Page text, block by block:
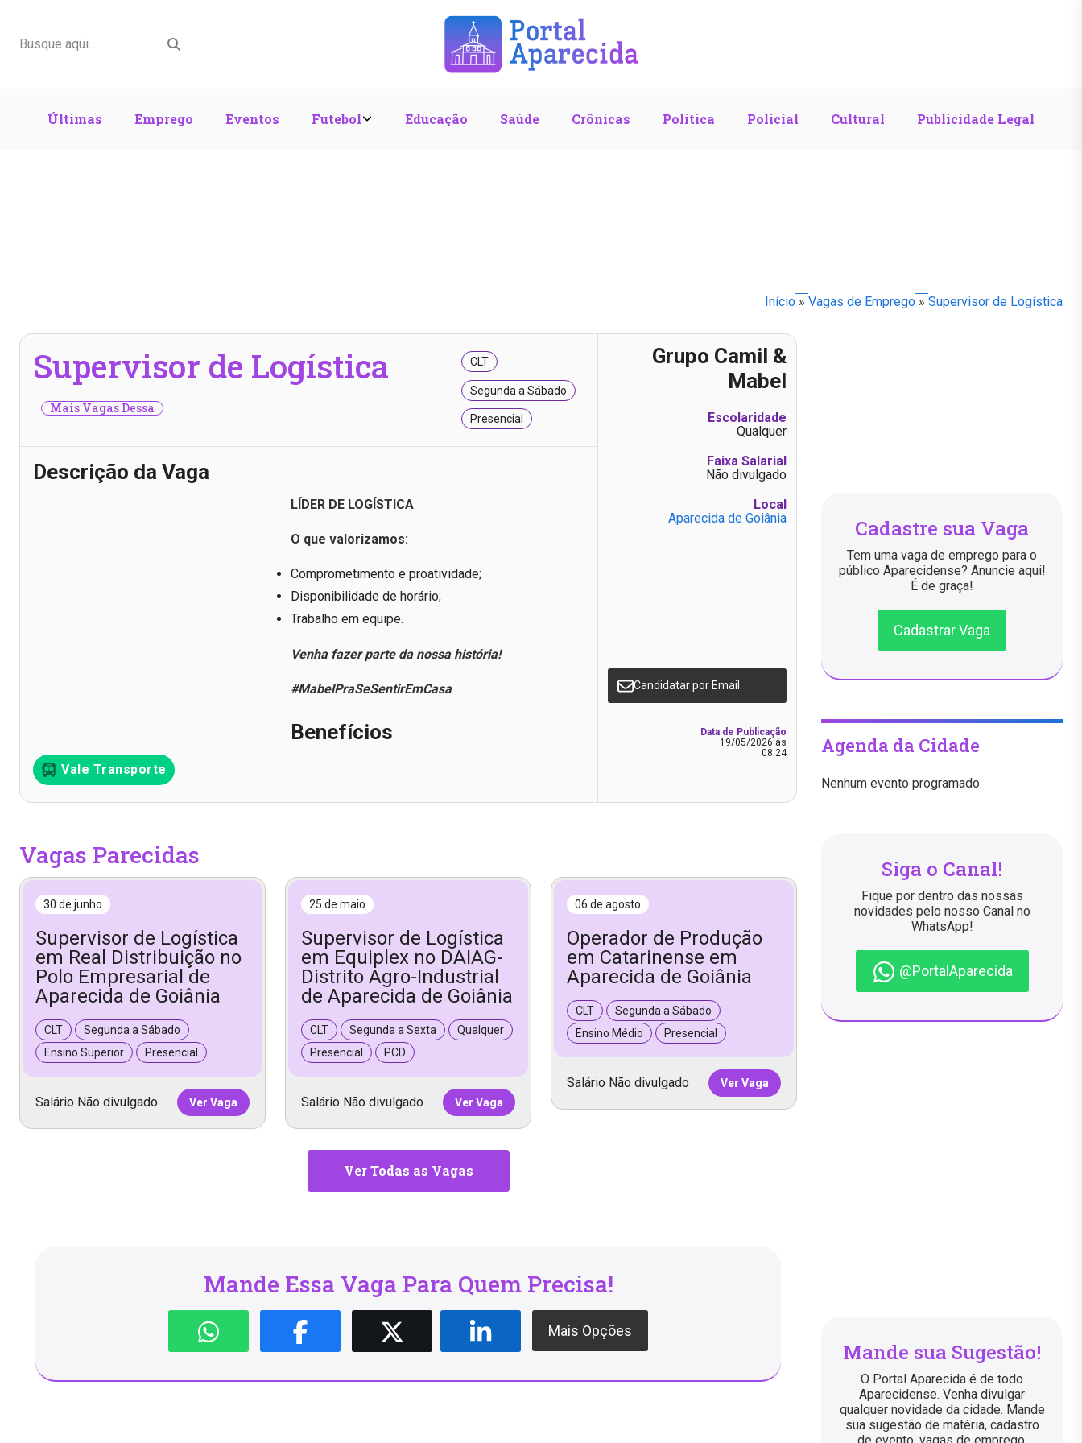
Últimas Emprego Eventos Futebol Educação Saúde Crônicas Política Policial Cultural Publicidade Legal
Início » Vagas de Emprego » Supervisor de Logística
Supervisor de Logística
Mais Vagas Dessa
CLT
Segunda a Sábado
Presencial
Descrição da Vaga
LÍDER DE LOGÍSTICA
O que valorizamos:
Comprometimento e proatividade;
Disponibilidade de horário;
Trabalho em equipe.
Venha fazer parte da nossa história!
#MabelPraSeSentirEmCasa
Benefícios
Vale Transporte
Grupo Camil &
Mabel
Escolaridade
Qualquer
Faixa Salarial
Não divulgado
Local
Aparecida de Goiânia
Candidatar por Email
Data de Publicação
19/05/2026 às
08:24
Vagas Parecidas
30 de junho
Supervisor de Logística
em Real Distribuição no
Polo Empresarial de
Aparecida de Goiânia
CLT
Segunda a Sábado
Ensino Superior
Presencial
Salário Não divulgado Ver Vaga
25 de maio
Supervisor de Logística
em Equiplex no DAIAG-
Distrito Agro-Industrial
de Aparecida de Goiânia
CLT Segunda a Sexta
Qualquer
Presencial
PCD
Salário Não divulgado Ver Vaga
06 de agosto
Operador de Produção
em Catarinense em
Aparecida de Goiânia
CLT
Segunda a Sábado
Ensino Médio
Presencial
Salário Não divulgado Ver Vaga
Ver Todas as Vagas
Mande Essa Vaga Para Quem Precisa!
Mais Opções
Cadastre sua Vaga
Tem uma vaga de emprego para o
público Aparecidense? Anuncie aqui!
É de graça!
Cadastrar Vaga
Agenda da Cidade
Nenhum evento programado.
Siga o Canal!
Fique por dentro das nossas
novidades pelo nosso Canal no
WhatsApp!
@PortalAparecida
Mande sua Sugestão!
O Portal Aparecida é de todo
Aparecidense. Venha divulgar
qualquer novidade da cidade. Mande
sua sugestão de matéria, cadastro